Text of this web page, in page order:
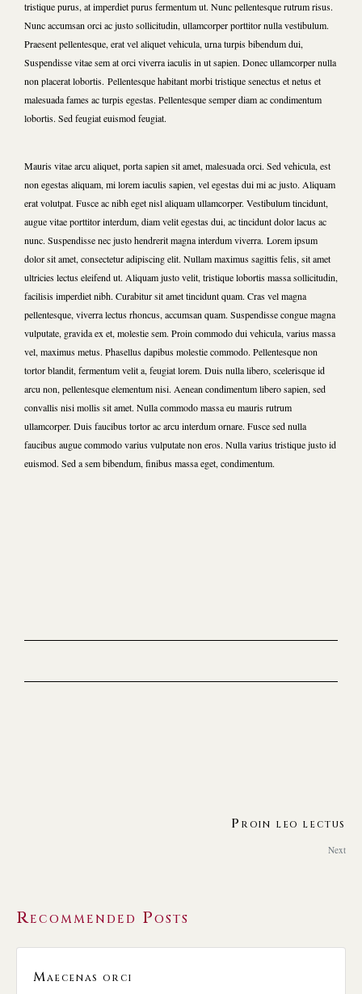
tristique purus, at imperdiet purus fermentum ut. Nunc pellentesque rutrum risus.
Nunc accumsan orci ac justo sollicitudin, ullamcorper porttitor nulla vestibulum.
Praesent pellentesque, erat vel aliquet vehicula, urna turpis bibendum dui,
Suspendisse vitae sem at orci viverra iaculis in ut sapien. Donec ullamcorper nulla
non placerat lobortis. Pellentesque habitant morbi tristique senectus et netus et
malesuada fames ac turpis egestas. Pellentesque semper diam ac condimentum
lobortis. Sed feugiat euismod feugiat.
Mauris vitae arcu aliquet, porta sapien sit amet, malesuada orci. Sed vehicula, est
non egestas aliquam, mi lorem iaculis sapien, vel egestas dui mi ac justo. Aliquam
erat volutpat. Fusce ac nibh eget nisl aliquam ullamcorper. Vestibulum tincidunt,
augue vitae porttitor interdum, diam velit egestas dui, ac tincidunt dolor lacus ac
nunc. Suspendisse nec justo hendrerit magna interdum viverra. Lorem ipsum
dolor sit amet, consectetur adipiscing elit. Nullam maximus sagittis felis, sit amet
ultricies lectus eleifend ut. Aliquam justo velit, tristique lobortis massa sollicitudin,
facilisis imperdiet nibh. Curabitur sit amet tincidunt quam. Cras vel magna
pellentesque, viverra lectus rhoncus, accumsan quam. Suspendisse congue magna
vulputate, gravida ex et, molestie sem. Proin commodo dui vehicula, varius massa
vel, maximus metus. Phasellus dapibus molestie commodo. Pellentesque non
tortor blandit, fermentum velit a, feugiat lorem. Duis nulla libero, scelerisque id
arcu non, pellentesque elementum nisi. Aenean condimentum libero sapien, sed
convallis nisi mollis sit amet. Nulla commodo massa eu mauris rutrum
ullamcorper. Duis faucibus tortor ac arcu interdum ornare. Fusce sed nulla
faucibus augue commodo varius vulputate non eros. Nulla varius tristique justo id
euismod. Sed a sem bibendum, finibus massa eget, condimentum.
Proin leo lectus
Next
Recommended Posts
Maecenas orci